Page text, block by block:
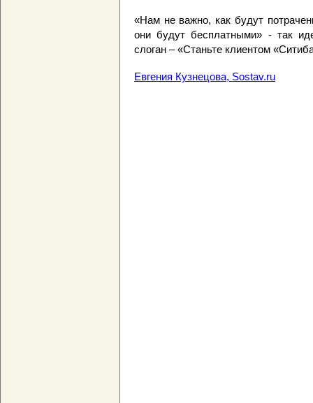
«Нам не важно, как будут
они будут бесплатными» - так
слоган – «Станьте клиентом
Евгения Кузнецова, Sostav.ru